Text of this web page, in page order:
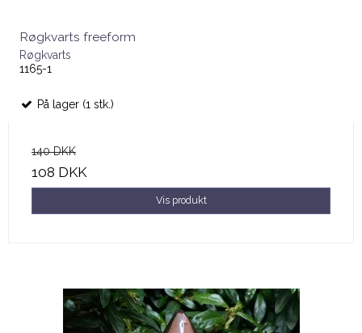
Røgkvarts freeform
Røgkvarts
1165-1
På lager (1 stk.)
140 DKK
108 DKK
Vis produkt